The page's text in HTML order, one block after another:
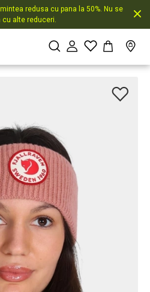
redusa cu pana la 50%. Nu se
alte reduceri.